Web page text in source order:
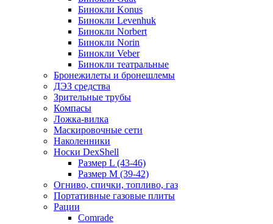
Бинокли Konus
Бинокли Levenhuk
Бинокли Norbert
Бинокли Norin
Бинокли Veber
Бинокли театральные
Бронежилеты и бронешлемы
ДЭЗ средства
Зрительные трубы
Компасы
Ложка-вилка
Маскировочные сети
Наколенники
Носки DexShell
Размер L (43-46)
Размер M (39-42)
Огниво, спички, топливо, газ
Портативные газовые плиты
Рации
Comrade